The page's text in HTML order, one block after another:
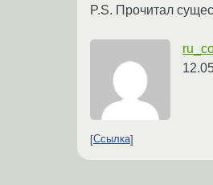
P.S. Прочитал
Ссылка